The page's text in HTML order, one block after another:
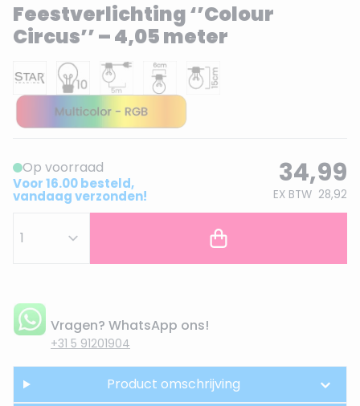
Feestverlichting ‘’Colour
Circus’’ – 4,05 meter
Op voorraad
Voor 16.00 besteld,
vandaag verzonden!
34,99
EX BTW 28,92
Vragen? WhatsApp ons!
+31 5 91201904
Product omschrijving